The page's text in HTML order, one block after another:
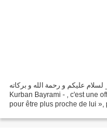
لسلام عليكم و رحمة الله و بركاته ___ L'Aïd el-Kebir, fête du sacrifice - en turc,
Kurban Bayrami - , c'est une
pour être plus proche de lui